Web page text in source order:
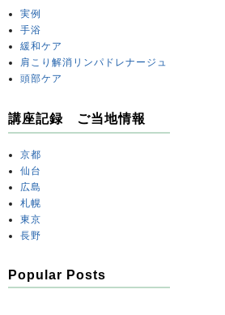
実例
手浴
緩和ケア
肩こり解消リンパドレナージュ
頭部ケア
講座記録 ご当地情報
京都
仙台
広島
札幌
東京
長野
Popular Posts